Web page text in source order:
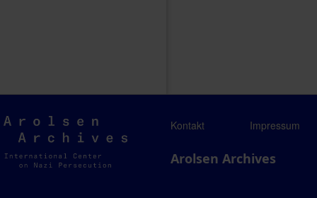
Arolsen
Archives
Kontakt Impressum
Arolsen Archives